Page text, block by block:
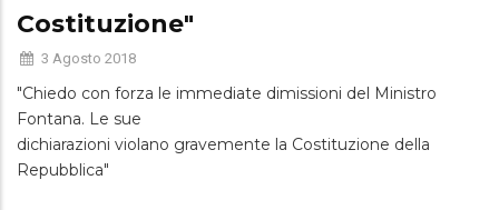
Costituzione"
3 Agosto 2018
"Chiedo con forza le immediate dimissioni del Ministro
Fontana. Le sue
dichiarazioni violano gravemente la Costituzione della
Repubblica"